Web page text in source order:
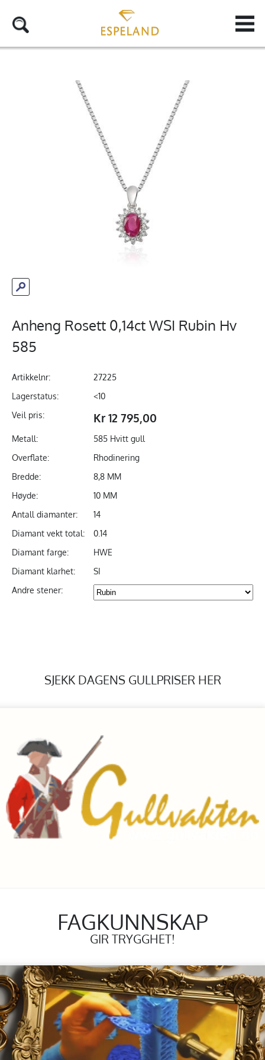
Anheng Rosett 0,14ct WSI Rubin Hv
585
Artikkelnr:
27225
Lagerstatus:
<10
Veil pris:
Kr 12 795,00
Metall:
585 Hvitt gull
Overflate:
Rhodinering
Bredde:
8,8 MM
Høyde:
10 MM
Antall diamanter:
14
Diamant vekt total:
0.14
Diamant farge:
HWE
Diamant klarhet:
SI
Andre stener:
SJEKK DAGENS GULLPRISER HER
FAGKUNNSKAP
GIR TRYGGHET!